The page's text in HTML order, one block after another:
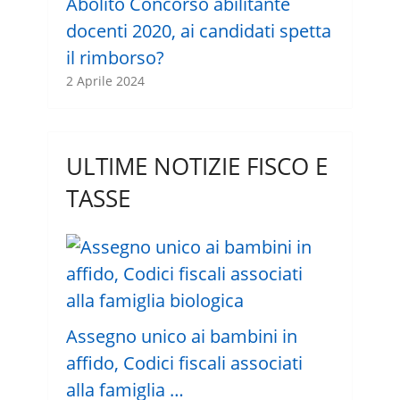
docenti 2020, ai candidati spetta
il rimborso?
2 Aprile 2024
ULTIME NOTIZIE FISCO E
TASSE
Assegno unico ai bambini in
affido, Codici fiscali associati
alla famiglia …